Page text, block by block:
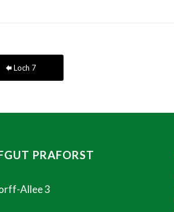
Loch 7
PRAFORST
Allee 3